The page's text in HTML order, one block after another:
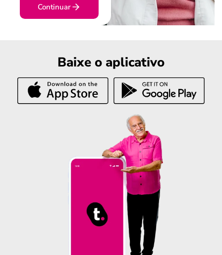
Continuar
Baixe o aplicativo